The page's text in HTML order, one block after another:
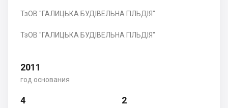
ТзОВ "ГАЛИЦЬКА БУДІВЕЛЬНА ГІЛЬДІЯ"
ТзОВ "ГАЛИЦЬКА БУДІВЕЛЬНА ГІЛЬДІЯ"
2011
год основания
4 2